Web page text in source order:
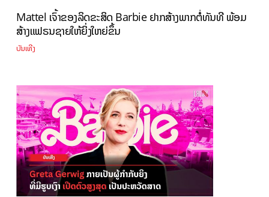
Mattel ເຈົ້າຂອງລິດຂະສິດ Barbie ຢາກສ້າງພາກຕໍ່ທັນທີ ພ້ອມ
ສ້າງແຟຣນຊາຍໃຫ້ຍິ່ງໃຫຍ່ຂຶ້ນ
ບັນເທີງ